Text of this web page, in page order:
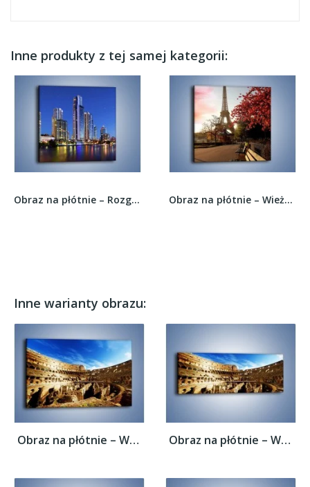
Inne produkty z tej samej kategorii:
Obraz na płótnie – Rozgwieżdżone niebo nad... Obraz na płótnie – Wieża Eiffla widziana z...
Inne warianty obrazu:
Obraz na płótnie – Wnętrze koloseum w... Obraz na płótnie – Wnętrze koloseum w...